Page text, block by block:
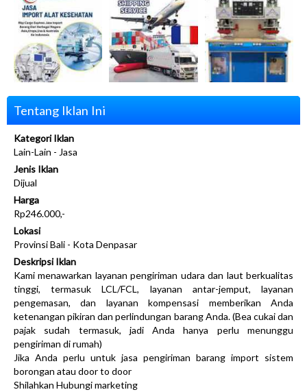
Tentang Iklan Ini
Kategori Iklan
Lain-Lain - Jasa
Jenis Iklan
Dijual
Harga
Rp246.000,-
Lokasi
Provinsi Bali - Kota Denpasar
Deskripsi Iklan
Kami menawarkan layanan pengiriman udara dan laut berkualitas
tinggi, termasuk LCL/FCL, layanan antar-jemput, layanan
pengemasan, dan layanan kompensasi memberikan Anda
ketenangan pikiran dan perlindungan barang Anda. (Bea cukai dan
pajak sudah termasuk, jadi Anda hanya perlu menunggu
pengiriman di rumah)
Jika Anda perlu untuk jasa pengiriman barang import sistem
borongan atau door to door
Shilahkan Hubungi marketing